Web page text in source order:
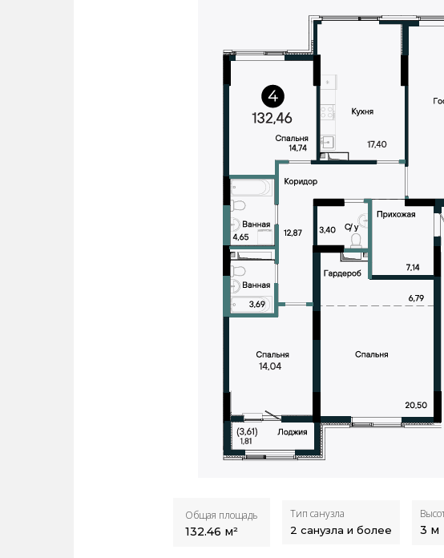
Общая площадь
132.46 м²
Тип санузла
2 санузла и более 3 м